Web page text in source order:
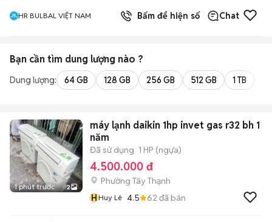
HR BULBAL VIỆT NAM Bấm để hiện số Chat
Bạn cần tìm dung lượng nào ?
Dung lượng: 64 GB 128 GB 256 GB 512 GB 1 TB
1 phút trước 2
máy lạnh daikin 1hp invet gas r32 bh 1
năm
Đã sử dụng 1 HP (ngựa)
4.500.000 đ
Phường Tây Thạnh
HHuy Lê 4.5 62 đã bán